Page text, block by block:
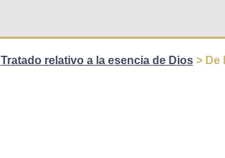
Tratado relativo a la esencia de Dios> De